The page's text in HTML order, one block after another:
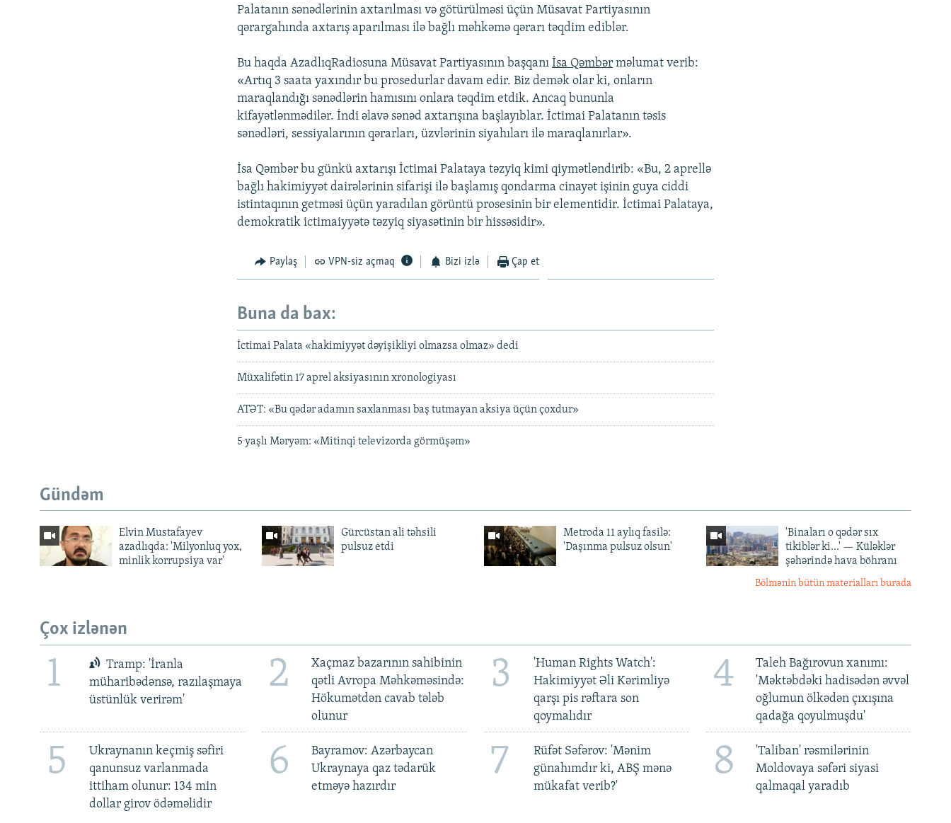
Palatanın sənədlərinin axtarılması və götürülməsi üçün Müsavat Partiyasının
qərargahında axtarış aparılması ilə bağlı məhkəmə qərarı təqdim ediblər.
Bu haqda AzadlıqRadiosuna Müsavat Partiyasının başqanıİsa Qəmbər məlumat verib:
«Artıq 3 saata yaxındır bu prosedurlar davam edir. Biz demək olar ki, onların
maraqlandığı sənədlərin hamısını onlara təqdim etdik. Ancaq bununla
kifayətlənmədilər. İndi əlavə sənəd axtarışına başlayıblar. İctimai Palatanın təsis
sənədləri, sessiyalarının qərarları, üzvlərinin siyahıları ilə maraqlanırlar».
İsa Qəmbər bu günkü axtarışı İctimai Palataya təzyiq kimi qiymətləndirib: «Bu, 2 aprellə
bağlı hakimiyyət dairələrinin sifarişi ilə başlamış qondarma cinayət işinin guya ciddi
istintaqının getməsi üçün yaradılan görüntü prosesinin bir elementidir. İctimai Palataya,
demokratik ictimaiyyətə təzyiq siyasətinin bir hissəsidir».
Paylaş VPN-siz açmaq Bizi izlə Çap et
Buna da bax:
İctimai Palata «hakimiyyət dəyişikliyi olmazsa olmaz» dedi
Müxalifətin 17 aprel aksiyasının xronologiyası
ATƏT: «Bu qədər adamın saxlanması baş tutmayan aksiya üçün çoxdur»
5 yaşlı Məryəm: «Mitinqi televizorda görmüşəm»
Gündəm
Elvin Mustafayev
azadlıqda: 'Milyonluq yox,
minlik korrupsiya var'
Gürcüstan ali təhsili
pulsuz etdi
Metroda 11 aylıq fasilə:
'Daşınma pulsuz olsun'
'Binaları o qədər sıx
tikiblər ki...' — Küləklər
şəhərində hava böhranı
Bölmənin bütün materialları burada
Çox izlənən
1
Tramp: 'İranla
müharibədənsə, razılaşmaya
üstünlük verirəm'
2
Xaçmaz bazarının sahibinin
qətli Avropa Məhkəməsində:
Hökumətdən cavab tələb
olunur
3
'Human Rights Watch':
Hakimiyyət Əli Kərimliyə
qarşı pis rəftara son
qoymalıdır
4
Taleh Bağırovun xanımı:
'Məktəbdəki hadisədən əvvəl
oğlumun ölkədən çıxışına
qadağa qoyulmuşdu'
5
Ukraynanın keçmiş səfiri
qanunsuz varlanmada
ittiham olunur: 134 min
dollar girov ödəməlidir
6
Bayramov: Azərbaycan
Ukraynaya qaz tədarük
etməyə hazırdır
7
Rüfət Səfərov: 'Mənim
günahımdır ki, ABŞ mənə
mükafat verib?'
8
'Taliban' rəsmilərinin
Moldovaya səfəri siyasi
qalmaqal yaradıb